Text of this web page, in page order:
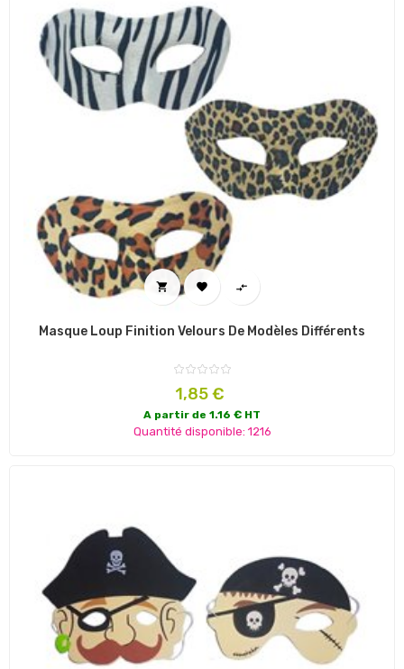
  
Masque Loup Finition Velours De Modèles Différents
Prix
1,85 €
A partir de 1.16 € HT
Quantité disponible: 1216